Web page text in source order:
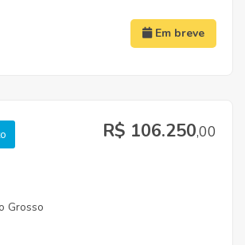
Em breve
R$ 106.250,00
Grosso